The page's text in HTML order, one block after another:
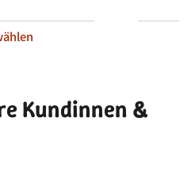
Kundinnen &